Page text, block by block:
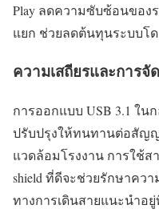
Play ลดความซับซ้อนของ
แยก ช่วยลดต้นทุนระบบโ
ความเสถียรและการจั
การออกแบบ USB 3.1 ใน
ปรับปรุงให้ทนทานต่อสัญ
แวดล้อมโรงงาน การใ
shield ที่ดีจะช่วยรักษาคว
ทางการเดินสายแนะนำอยู่